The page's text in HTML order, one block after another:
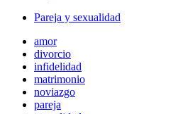
Pareja y sexualidad
amor
divorcio
infidelidad
matrimonio
noviazgo
pareja